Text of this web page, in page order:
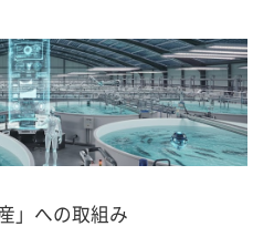
」への取組み